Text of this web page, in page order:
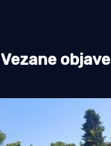
Vezane objave